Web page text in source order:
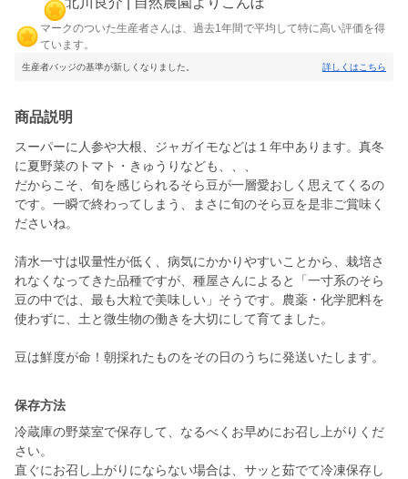
マークのついた生産者さんは、過去1年間で平均して特に高い評価を得
ています。
生産者バッジの基準が新しくなりました。 詳しくはこちら
商品説明
スーパーに人参や大根、ジャガイモなどは１年中あります。真冬
に夏野菜のトマト・きゅうりなども、、、
だからこそ、旬を感じられるそら豆が一層愛おしく思えてくるの
です。一瞬で終わってしまう、まさに旬のそら豆を是非ご賞味く
ださいね。
清水一寸は収量性が低く、病気にかかりやすいことから、栽培さ
れなくなってきた品種ですが、種屋さんによると「一寸系のそら
豆の中では、最も大粒で美味しい」そうです。農薬・化学肥料を
使わずに、土と微生物の働きを大切にして育てました。
豆は鮮度が命！朝採れたものをその日のうちに発送いたします。
保存方法
冷蔵庫の野菜室で保存して、なるべくお早めにお召し上がりくだ
さい。
直ぐにお召し上がりにならない場合は、サッと茹でて冷凍保存し